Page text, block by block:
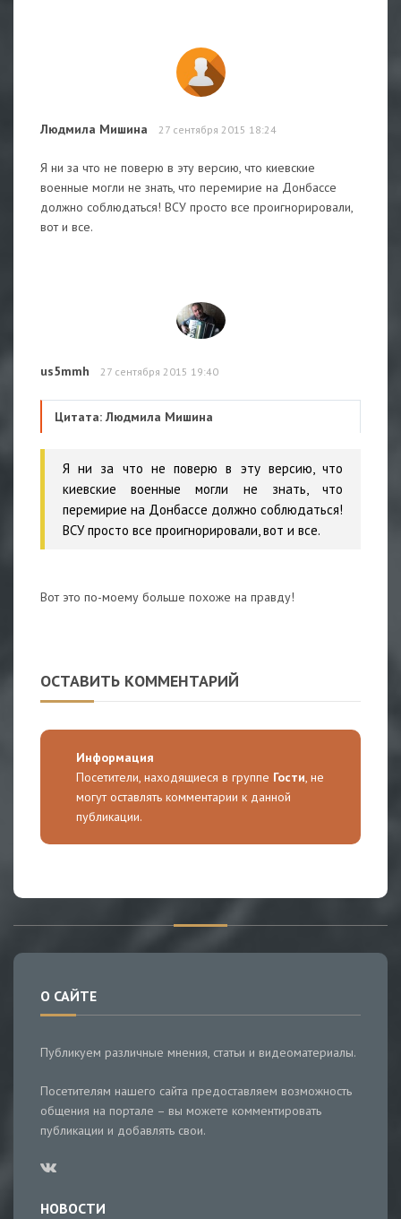
Людмила Мишина 27 сентября 2015 18:24
Я ни за что не поверю в эту версию, что киевские
военные могли не знать, что перемирие на Донбассе
должно соблюдаться! ВСУ просто все проигнорировали,
вот и все.
us5mmh 27 сентября 2015 19:40
Цитата: Людмила Мишина
Я ни за что не поверю в эту версию, что
киевские военные могли не знать, что
перемирие на Донбассе должно соблюдаться!
ВСУ просто все проигнорировали, вот и все.
Вот это по-моему больше похоже на правду!
ОСТАВИТЬ КОММЕНТАРИЙ
Информация
Посетители, находящиеся в группе Гости, не
могут оставлять комментарии к данной
публикации.
О САЙТЕ
Публикуем различные мнения, статьи и видеоматериалы.
Посетителям нашего сайта предоставляем возможность
общения на портале – вы можете комментировать
публикации и добавлять свои.
НОВОСТИ